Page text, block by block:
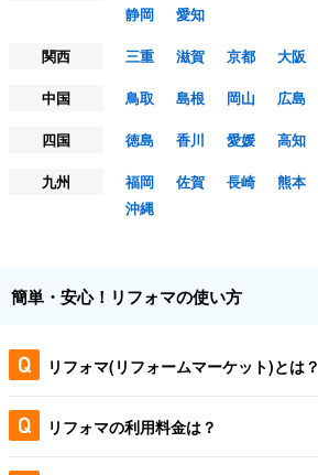
静岡
愛知
関西
三重 滋賀 京都 大阪
中国
鳥取 島根 岡山 広島
四国
徳島 香川 愛媛
高知
九州
福岡 佐賀 長崎 熊本
沖縄
簡単・安心！リフォマの使い方
リフォマ(リフォームマーケット)とは？
リフォマの利用料金は？